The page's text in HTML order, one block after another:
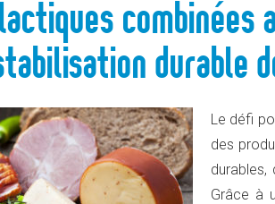
combinées
durable
Le défi
des
Grâce à